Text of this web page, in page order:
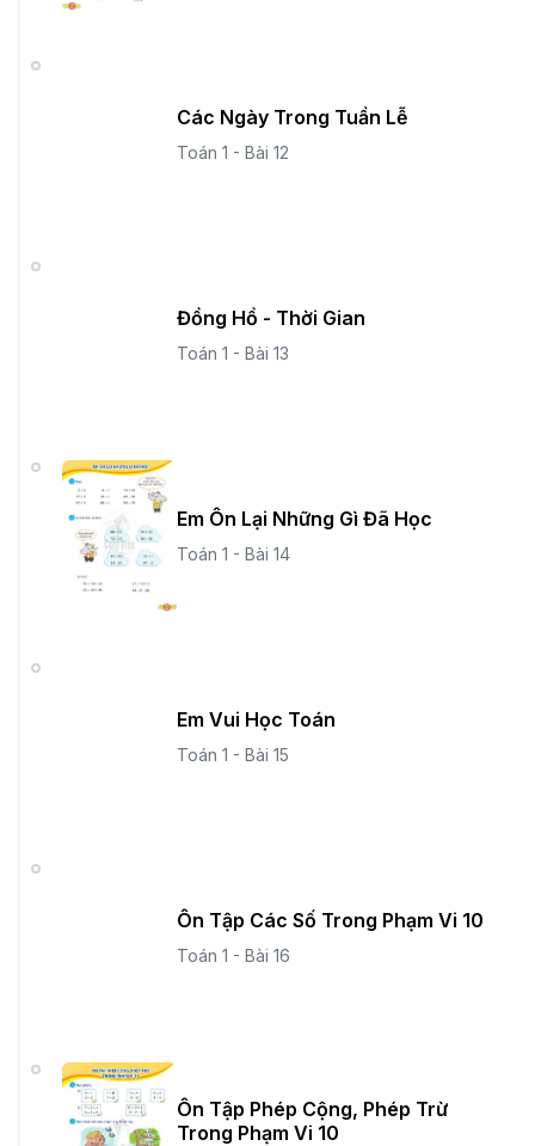
Các Ngày Trong Tuần Lễ
Toán 1 - Bài 12
Đồng Hồ - Thời Gian
Toán 1 - Bài 13
Em Ôn Lại Những Gì Đã Học
Toán 1 - Bài 14
Em Vui Học Toán
Toán 1 - Bài 15
Ôn Tập Các Số Trong Phạm Vi 10
Toán 1 - Bài 16
Ôn Tập Phép Cộng, Phép Trừ
Trong Phạm Vi 10